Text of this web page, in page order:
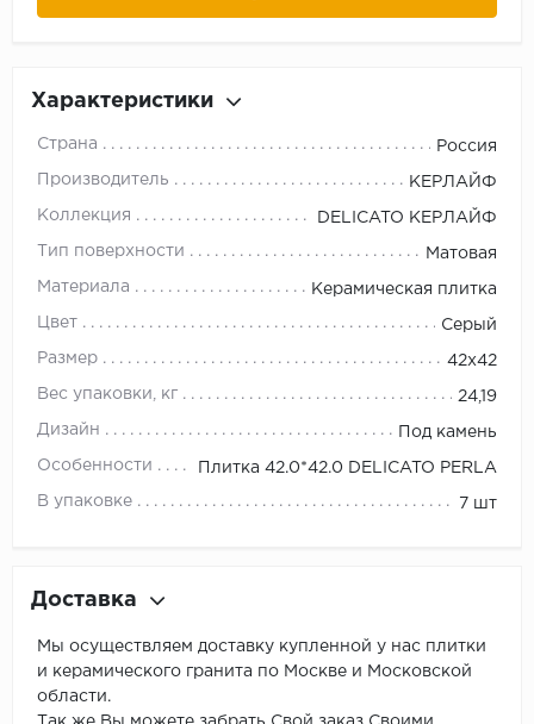
Характеристики
Страна Россия
Производитель КЕРЛАЙФ
Коллекция DELICATO КЕРЛАЙФ
Тип поверхности Матовая
Материала Керамическая плитка
Цвет Серый
Размер 42x42
Вес упаковки, кг 24,19
Дизайн Под камень
Особенности Плитка 42.0*42.0 DELICATO PERLA
В упаковке 7 шт
Доставка
Мы осуществляем доставку купленной у нас плитки
и керамического гранита по Москве и Московской
области.